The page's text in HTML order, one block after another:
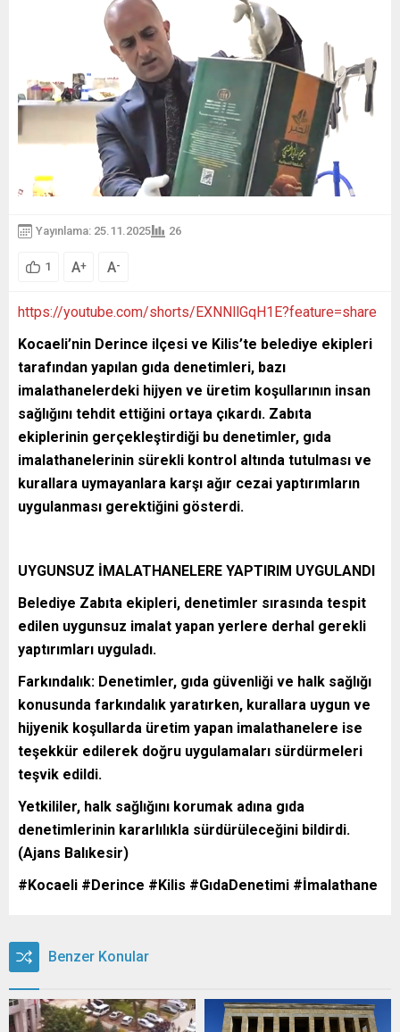
Yayınlama: 25.11.2025 26
1 A+ A-
https://youtube.com/shorts/EXNNllGqH1E?feature=share
Kocaeli’nin Derince ilçesi ve Kilis’te belediye ekipleri
tarafından yapılan gıda denetimleri, bazı
imalathanelerdeki hijyen ve üretim koşullarının insan
sağlığını tehdit ettiğini ortaya çıkardı. Zabıta
ekiplerinin gerçekleştirdiği bu denetimler, gıda
imalathanelerinin sürekli kontrol altında tutulması ve
kurallara uymayanlara karşı ağır cezai yaptırımların
uygulanması gerektiğini gösterdi.
UYGUNSUZ İMALATHANELERE YAPTIRIM UYGULANDI
Belediye Zabıta ekipleri, denetimler sırasında tespit
edilen uygunsuz imalat yapan yerlere derhal gerekli
yaptırımları uyguladı.
Farkındalık: Denetimler, gıda güvenliği ve halk sağlığı
konusunda farkındalık yaratırken, kurallara uygun ve
hijyenik koşullarda üretim yapan imalathanelere ise
teşekkür edilerek doğru uygulamaları sürdürmeleri
teşvik edildi.
Yetkililer, halk sağlığını korumak adına gıda
denetimlerinin kararlılıkla sürdürüleceğini bildirdi.
(Ajans Balıkesir)
#Kocaeli #Derince #Kilis #GıdaDenetimi #İmalathane
Benzer Konular